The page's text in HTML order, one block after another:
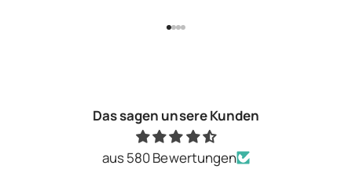
Das sagen unsere Kunden
aus 580 Bewertungen